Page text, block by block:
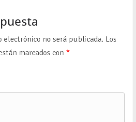
electrónico no será publicada. Los
marcados con *